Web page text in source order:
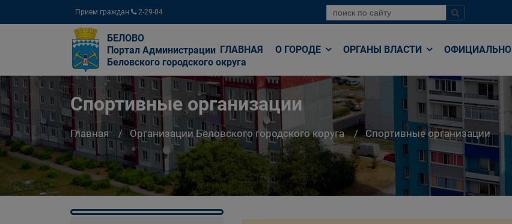
Прием граждан 2-29-04
БЕЛОВО
Портал Администрации
Беловского городского округа
ГЛАВНАЯ О ГОРОДЕ ОРГАНЫ ВЛАСТИ ОФИЦИАЛЬНО
Спортивные организации
Главная Организации Беловского городского коруга Спортивные организации